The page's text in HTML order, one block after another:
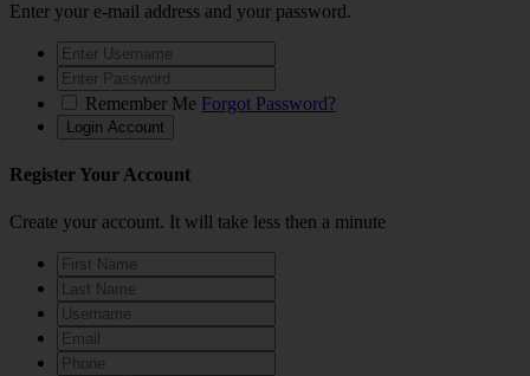
Enter your e-mail address and your password.
Remember Me Forgot Password?
Register Your Account
Create your account. It will take less then a minute